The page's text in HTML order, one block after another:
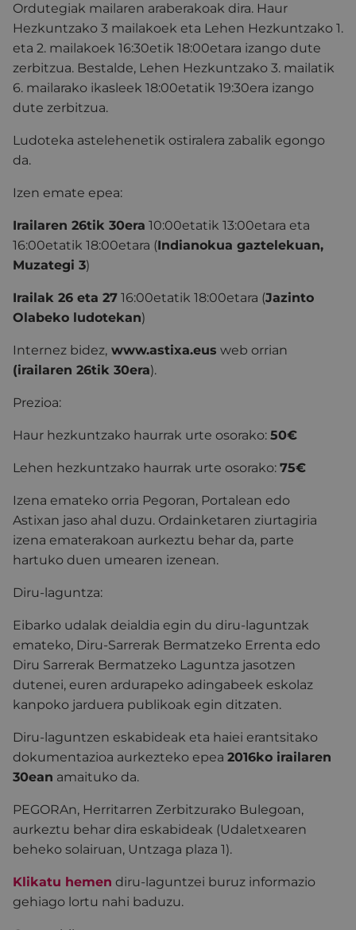
Ordutegiak mailaren araberakoak dira. Haur
Hezkuntzako 3 mailakoek eta Lehen Hezkuntzako 1.
eta 2. mailakoek 16:30etik 18:00etara izango dute
zerbitzua. Bestalde, Lehen Hezkuntzako 3. mailatik
6. mailarako ikasleek 18:00etatik 19:30era izango
dute zerbitzua.
Ludoteka astelehenetik ostiralera zabalik egongo
da.
Izen emate epea:
Irailaren 26tik 30era 10:00etatik 13:00etara eta
16:00etatik 18:00etara (Indianokua gaztelekuan,
Muzategi 3)
Irailak 26 eta 27 16:00etatik 18:00etara (Jazinto
Olabeko ludotekan)
Internez bidez, www.astixa.eus web orrian
(irailaren 26tik 30era).
Prezioa:
Haur hezkuntzako haurrak urte osorako: 50€
Lehen hezkuntzako haurrak urte osorako: 75€
Izena emateko orria Pegoran, Portalean edo
Astixan jaso ahal duzu. Ordainketaren ziurtagiria
izena ematerakoan aurkeztu behar da, parte
hartuko duen umearen izenean.
Diru-laguntza:
Eibarko udalak deialdia egin du diru-laguntzak
emateko, Diru-Sarrerak Bermatzeko Errenta edo
Diru Sarrerak Bermatzeko Laguntza jasotzen
dutenei, euren ardurapeko adingabeek eskolaz
kanpoko jarduera publikoak egin ditzaten.
Diru-laguntzen eskabideak eta haiei erantsitako
dokumentazioa aurkezteko epea 2016ko irailaren
30ean amaituko da.
PEGORAn, Herritarren Zerbitzurako Bulegoan,
aurkeztu behar dira eskabideak (Udaletxearen
beheko solairuan, Untzaga plaza 1).
Klikatu hemen diru-laguntzei buruz informazio
gehiago lortu nahi baduzu.